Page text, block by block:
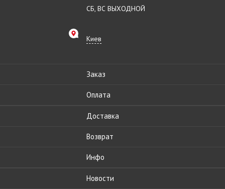
СБ, ВС ВЫХОДНОЙ
Киев
Заказ
Оплата
Доставка
Возврат
Инфо
Новости